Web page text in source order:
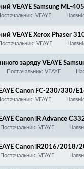
VEAYE Samsung
VEAYE
VEAYE Xerox Phaser
OKI B2500/2520/2540
VEAYE
заряду VEAYE
2580/2645/2950/
D103/106R01487, PCR
Постачальник: VEAYE
Canon FC-230/330/
VEAYE
Canon iR
Постачальник: VEAYE
Canon iR2016/
SOFT TYPE!
Постачальник: VEAYE